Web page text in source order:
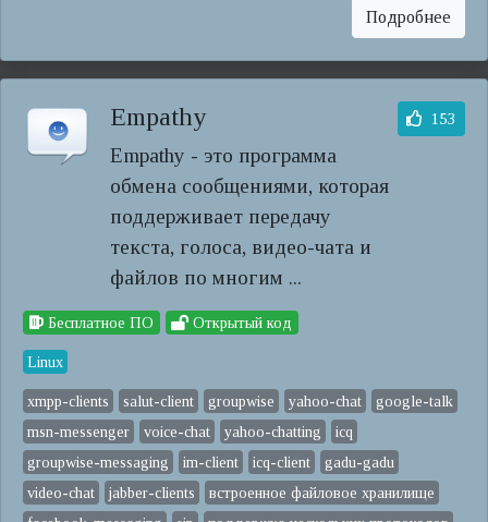
Подробнее
Empathy
Empathy - это программа
обмена сообщениями, которая
поддерживает передачу
текста, голоса, видео-чата и
файлов по многим ...
153
Бесплатное ПО Открытый код
Linux
xmpp-clients salut-client groupwise yahoo-chat
google-talk
msn-messenger
voice-chat yahoo-chatting
icq
groupwise-messaging
im-client icq-client
gadu-gadu
video-chat
jabber-clients
встроенное файловое хранилище